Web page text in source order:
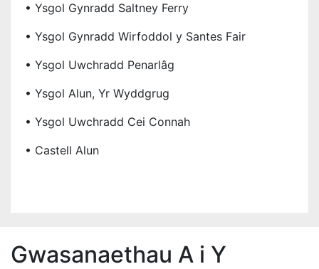
• Ysgol Gynradd Saltney Ferry
• Ysgol Gynradd Wirfoddol y Santes Fair
• Ysgol Uwchradd Penarlâg
• Ysgol Alun, Yr Wyddgrug
• Ysgol Uwchradd Cei Connah
• Castell Alun
Gwasanaethau A i Y